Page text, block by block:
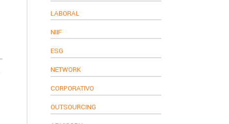
LABORAL
NIIF
ESG
NETWORK
CORPORATIVO
OUTSOURCING